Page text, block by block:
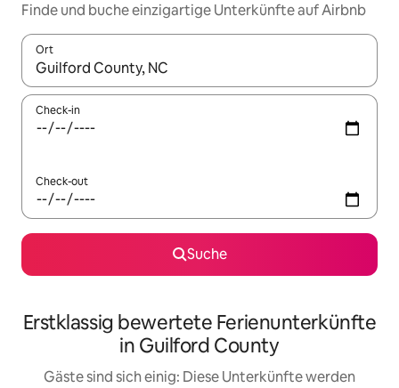
Finde und buche einzigartige Unterkünfte auf Airbnb
Ort
Wenn Ergebnisse verfügbar sind, navigiere mit den
Check-in
Check-out
Suche
Erstklassig bewertete Ferienunterkünfte
in Guilford County
Gäste sind sich einig: Diese Unterkünfte werden